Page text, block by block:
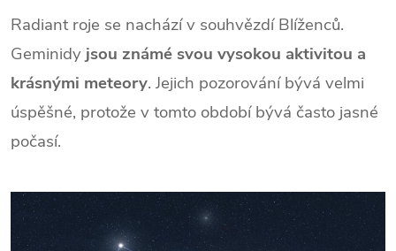
Radiant roje se nachází v souhvězdí Blíženců.
Geminidyjsou známé svou vysokou aktivitou a
krásnými meteory. Jejich pozorování bývá velmi
úspěšné, protože v tomto období bývá často jasné
počasí.